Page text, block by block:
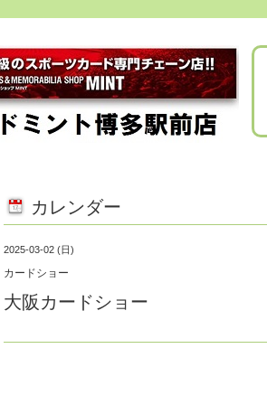
カレンダー
2025-03-02 (日)
カードショー
大阪カードショー